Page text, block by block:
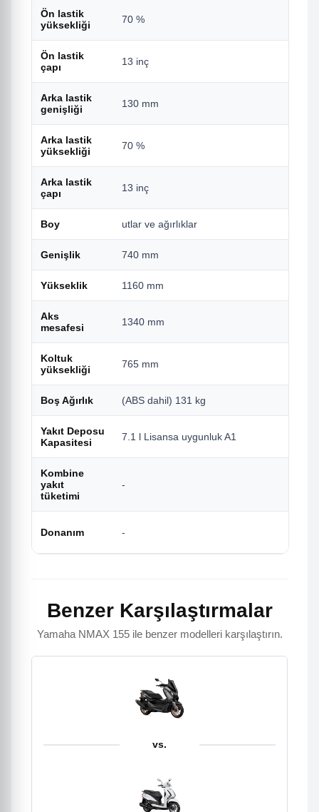
Ön lastik
yüksekliği
70 %
Ön lastik
çapı
13 inç
Arka lastik
genişliği
130 mm
Arka lastik
yüksekliği
70 %
Arka lastik
çapı
13 inç
Boy utlar ve ağırlıklar
Genişlik 740 mm
Yükseklik 1160 mm
Aks
mesafesi
1340 mm
Koltuk
yüksekliği
765 mm
Boş Ağırlık (ABS dahil) 131 kg
Yakıt Deposu
Kapasitesi
7.1 l Lisansa uygunluk A1
Kombine
yakıt
tüketimi
-
Donanım -
Benzer Karşılaştırmalar
Yamaha NMAX 155 ile benzer modelleri karşılaştırın.
vs.